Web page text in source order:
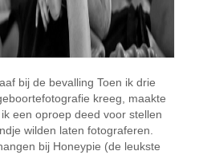
bij de bevalling Toen ik drie
kreeg, maakte
een oproep deed voor stellen
wilden laten fotograferen.
bij Honeypie (de leukste